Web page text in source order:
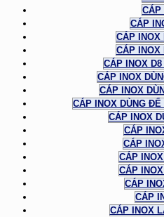
CÁP
CÁP
CÁP INOX
CÁP INOX
CÁP INOX
CÁP INOX
CÁP INOX
CÁP INOX DÙNG ĐỂ
CÁP INOX
CÁP
CÁP
CÁP
CÁP
CÁP
CÁP
CÁP INOX